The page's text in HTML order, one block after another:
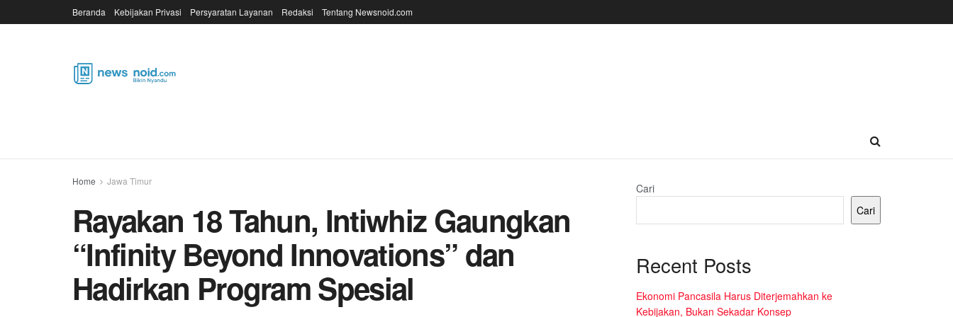
Beranda Kebijakan Privasi Persyaratan Layanan Redaksi Tentang Newsnoid.com
Home Jawa Timur
Rayakan 18 Tahun, Intiwhiz Gaungkan
“Infinity Beyond Innovations” dan
Hadirkan Program Spesial
Cari
Cari
Recent Posts
Ekonomi Pancasila Harus Diterjemahkan ke
Kebijakan, Bukan Sekadar Konsep